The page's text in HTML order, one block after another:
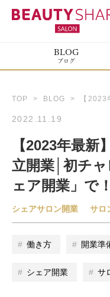
BLOG
ブログ
TOP > BLOG > 【2023
2022.11.19
【2023年最
立開業│初チ
ェア開業」で！
シェアサロン開業 サロ
働き方 開業準
シェア開業 サ